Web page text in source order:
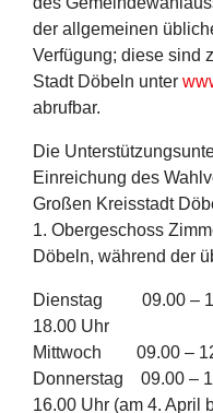
der allgemeinen
Verfügung; diese sind
Stadt Döbeln unter
abrufbar.
Die
Einreichung des
Großen Kreisstadt
1. Obergeschoss
Döbeln, während der
Dienstag 09.00 –
18.00 Uhr
Mittwoch 09.00 –
Donnerstag 09.00
16.00 Uhr (am 4. April